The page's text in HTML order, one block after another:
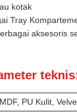
kotak
Tray
aksesoris
MDF, PU Kulit,